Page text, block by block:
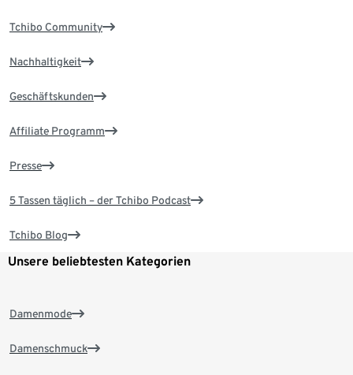
Tchibo Community
Nachhaltigkeit
Geschäftskunden
Affiliate Programm
Presse
5 Tassen täglich – der Tchibo Podcast
Tchibo Blog
Unsere beliebtesten Kategorien
Damenmode
Damenschmuck